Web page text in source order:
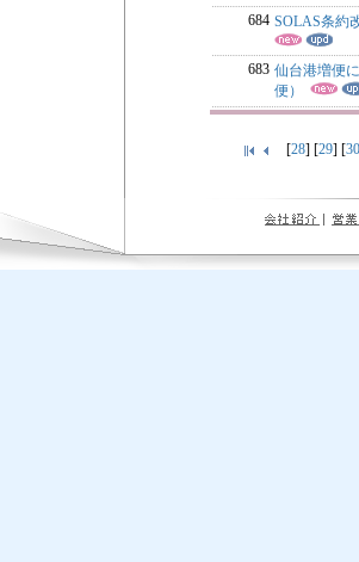
684 SOLAS条約
683 仙台港増便
便）
[28] [29] [30